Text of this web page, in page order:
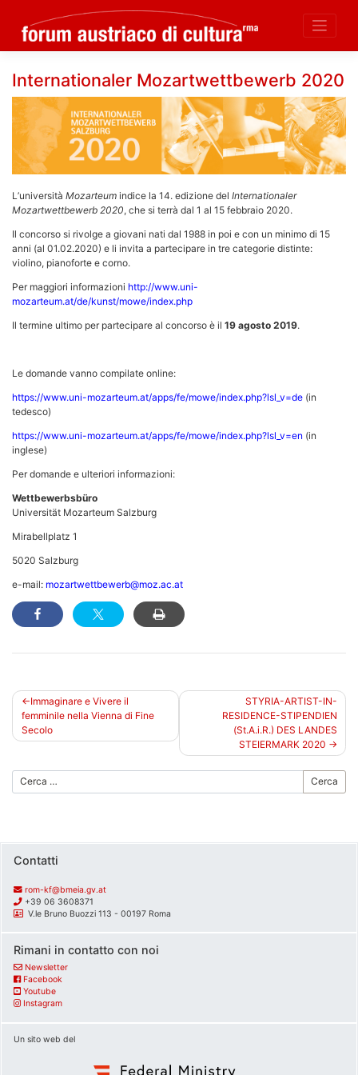
Skip
content
Internationaler Mozartwettbewerb 2020
L’università Mozarteum indice la 14. edizione del Internationaler
Mozartwettbewerb 2020, che si terrà dal 1 al 15 febbraio 2020.
Il concorso si rivolge a giovani nati dal 1988 in poi e con un minimo di 15
anni (al 01.02.2020) e li invita a partecipare in tre categorie distinte:
violino, pianoforte e corno.
Per maggiori informazioni http://www.uni-
mozarteum.at/de/kunst/mowe/index.php
Il termine ultimo per partecipare al concorso è il 19 agosto 2019.
Le domande vanno compilate online:
https://www.uni-mozarteum.at/apps/fe/mowe/index.php?lsl_v=de (in
tedesco)
https://www.uni-mozarteum.at/apps/fe/mowe/index.php?lsl_v=en (in
inglese)
Per domande e ulteriori informazioni:
Wettbewerbsbüro
Universität Mozarteum Salzburg
Mirabellplatz 1
5020 Salzburg
e-mail: mozartwettbewerb@moz.ac.at
Navigazione
articoli
Immaginare e Vivere il
femminile nella Vienna di Fine
Secolo
STYRIA-ARTIST-IN-
RESIDENCE-STIPENDIEN
(St.A.i.R.) DES LANDES
STEIERMARK 2020
Cerca
Contatti
rom-kf@bmeia.gv.at
+39 06 3608371
V.le Bruno Buozzi 113 - 00197 Roma
Rimani in contatto con noi
Newsletter
Facebook
Youtube
Instagram
Un sito web del